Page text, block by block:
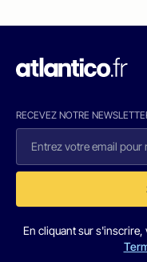
RECEVEZ NOTRE
En cliquant sur